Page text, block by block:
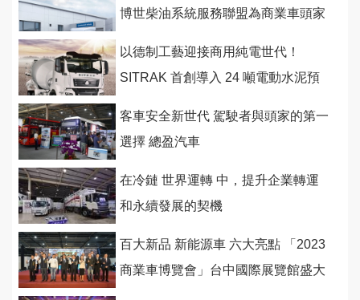
博世柴油系統服務聯盟為商業車頭家
以德制工藝迎接商用純電世代！
SITRAK 首創導入 24 噸電動水泥預
客車安全新世代 駕駛者與頭家的第一
選擇 總盈汽車
在冷鏈 世界運轉 中，提升企業轉運
和永續發展的契機
百大新品 新能源車 六大亮點 「2023
商業車博覽會」台中國際展覽館盛大